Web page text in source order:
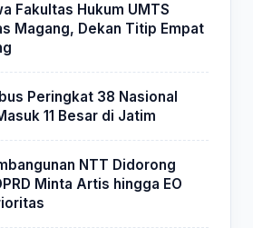
Fakultas Hukum UMTS
Magang, Dekan Titip Empat
Peringkat 38 Nasional
11 Besar di Jatim
NTT Didorong
Minta Artis hingga EO